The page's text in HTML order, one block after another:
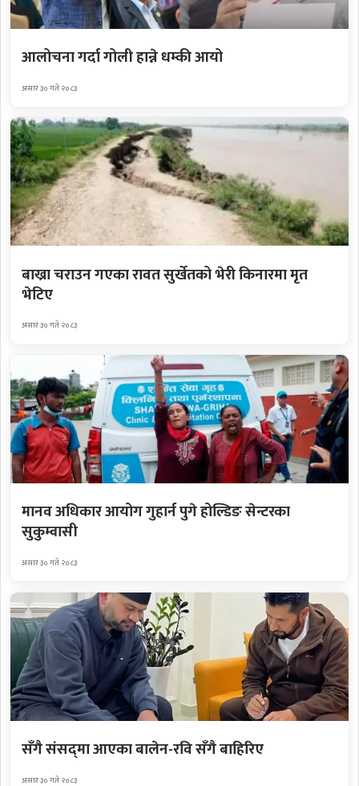
आलोचना गर्दा गोली हान्ने धम्की आयो
असार ३० गते २०८३
बाख्रा चराउन गएका रावत सुर्खेतको भेरी किनारमा मृत
भेटिए
असार ३० गते २०८३
मानव अधिकार आयोग गुहार्न पुगे होल्डिङ सेन्टरका
सुकुम्वासी
असार ३० गते २०८३
सँगै संसद्‌मा आएका बालेन-रवि सँगै बाहिरिए
असार ३० गते २०८३